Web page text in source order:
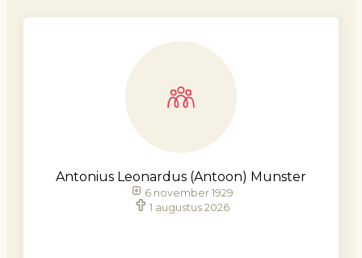
Antonius Leonardus (Antoon) Munster
6 november 1929
1 augustus 2026